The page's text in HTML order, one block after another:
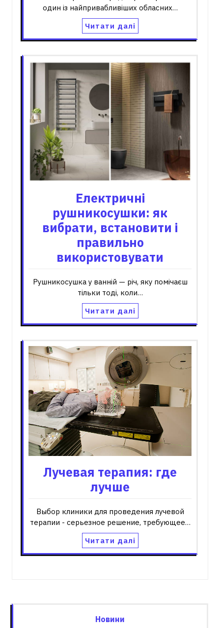
один із найпривабливіших обласних…
Читати далі
Електричні
рушникосушки: як
вибрати, встановити і
правильно
використовувати
Рушникосушка у ванній — річ, яку помічаєш
тільки тоді, коли…
Читати далі
Лучевая терапия: где
лучше
Выбор клиники для проведения лучевой
терапии - серьезное решение, требующее…
Читати далі
Новини